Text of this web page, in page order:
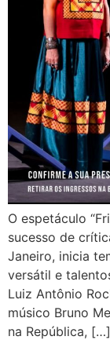
O espetáculo
sucesso de
Janeiro, inicia
versátil e
Luiz Antônio
músico Bruno
na República, […]